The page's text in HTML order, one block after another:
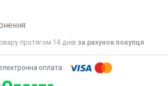
протягом 14 днів за рахунок покупця